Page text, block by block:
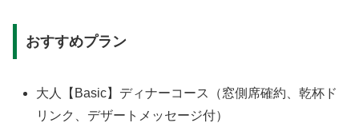
おすすめプラン
大人【Basic】ディナーコース（窓側席確約、乾杯ド
リンク、デザートメッセージ付）